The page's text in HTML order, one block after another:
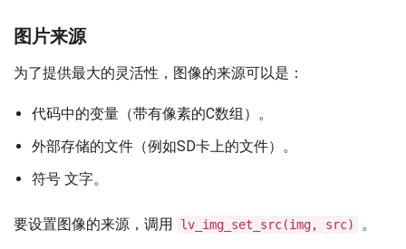
图片来源
为了提供最大的灵活性，图像的来源可以是：
代码中的变量（带有像素的C数组）。
外部存储的文件（例如SD卡上的文件）。
符号 文字。
要设置图像的来源，调用 lv_img_set_src(img, src) 。